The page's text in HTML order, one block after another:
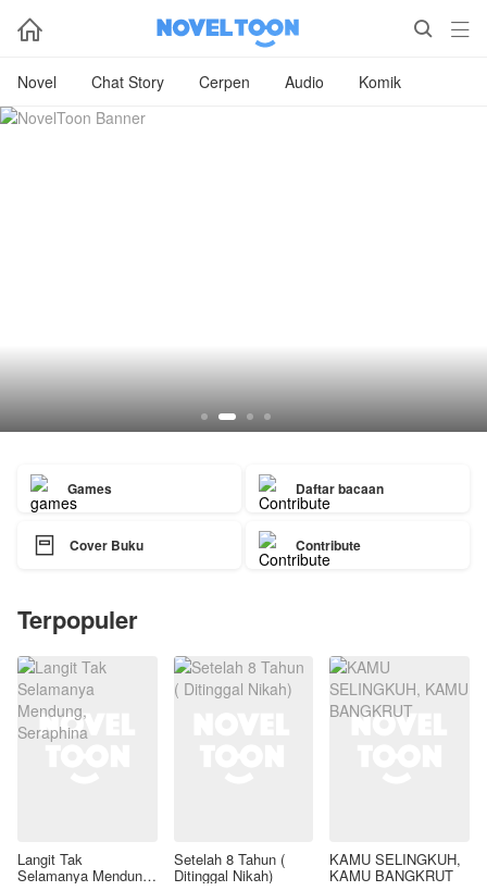
  
Novel Chat Story Cerpen Audio Komik
Games Daftar bacaan
 Cover Buku Contribute
Terpopuler
Langit Tak
Selamanya Mendung,
Setelah 8 Tahun (
Ditinggal Nikah)
KAMU SELINGKUH,
KAMU BANGKRUT